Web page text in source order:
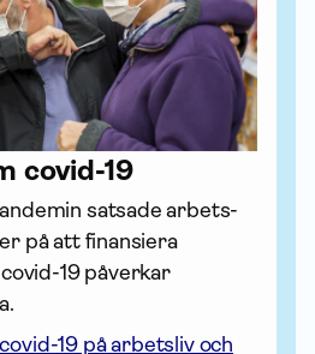
covid-19
satsade arbets­
på att finansiera
19 påverkar
19 på arbetsliv och